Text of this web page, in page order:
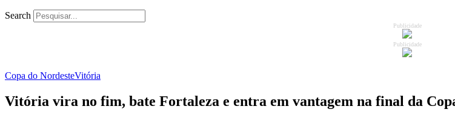
Search
Publicidade
Publicidade
Copa do NordesteVitória
Vitória vira no fim, bate Fortaleza e entra em vantagem na final da